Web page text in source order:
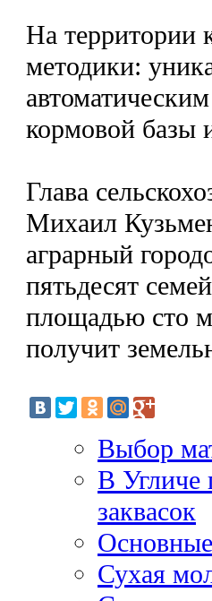
На территории
методики:
кормовой базы
Глава
Михаил
аграрный
пятьдесят
площадью сто
получит
Выбор
В Угличе
заквасок
Сухая